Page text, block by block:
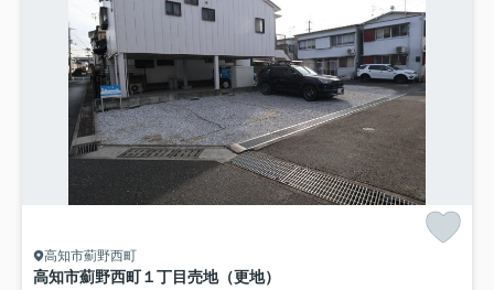
高知市薊野西町
高知市薊野西町１丁目売地（更地）